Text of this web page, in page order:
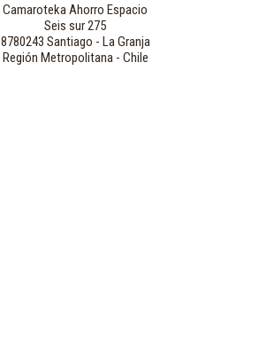
Camaroteka Ahorro Espacio
Seis sur 275
8780243 Santiago - La Granja
Región Metropolitana - Chile